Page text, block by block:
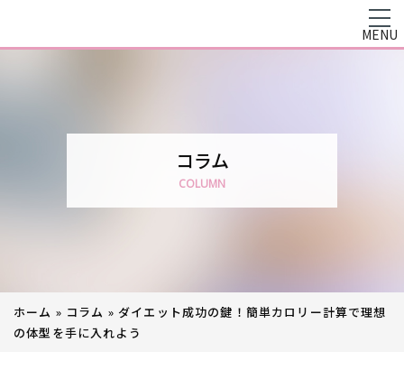
MENU
コラム
COLUMN
ホーム » コラム » ダイエット成功の鍵！簡単カロリー計算で理想
の体型を手に入れよう